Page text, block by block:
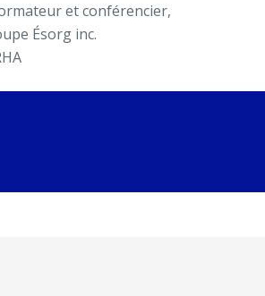
et conférencier,
Ésorg inc.